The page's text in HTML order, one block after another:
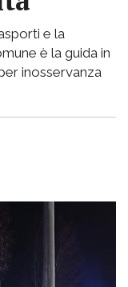
e la
è la guida in
inosservanza